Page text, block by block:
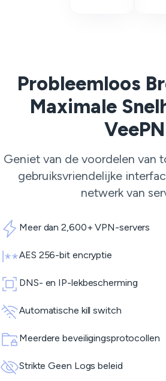
Probleemloos
Maximale
VeePN
Geniet van de voordelen van
gebruiksvriendelijke
netwerk van
Meer dan 2,600+ VPN-servers
AES 256-bit encryptie
DNS- en IP-lekbescherming
Automatische kill switch
Meerdere beveiligingsprotocollen
Strikte Geen Logs beleid